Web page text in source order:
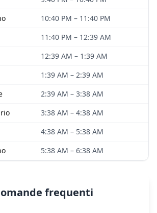
10:40 PM – 11:40 PM
11:40 PM – 12:39 AM
12:39 AM – 1:39 AM
1:39 AM – 2:39 AM
2:39 AM – 3:38 AM
3:38 AM – 4:38 AM
4:38 AM – 5:38 AM
5:38 AM – 6:38 AM
frequenti